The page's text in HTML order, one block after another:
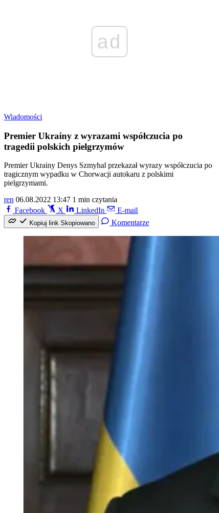
ad
Wiadomości
Premier Ukrainy z wyrazami współczucia po
tragedii polskich pielgrzymów
Premier Ukrainy Denys Szmyhal przekazał wyrazy współczucia po
tragicznym wypadku w Chorwacji autokaru z polskimi
pielgrzymami.
ren 06.08.2022 13:47 1 min czytania
Facebook
X LinkedIn E-mail
Kopiuj link Skopiowano Komentarze